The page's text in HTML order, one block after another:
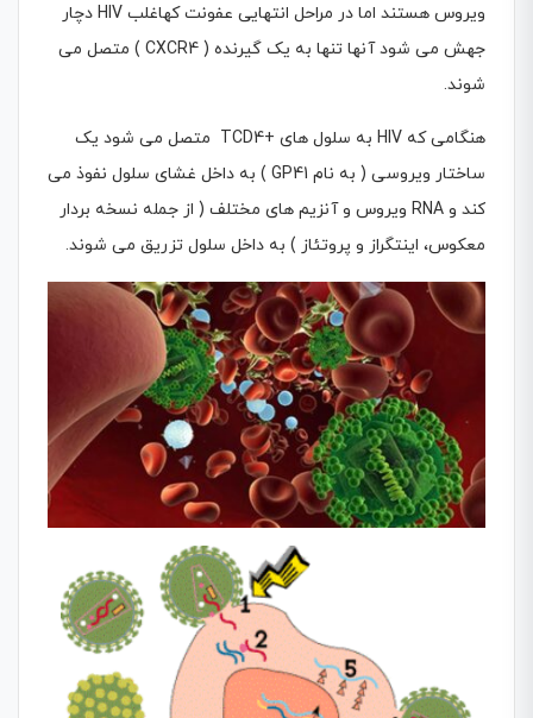
ویروس هستند اما در مراحل انتهایى عفونت کهاغلب HIV دچار
جهش مى شود آنها تنها به یک گیرنده ( CXCR4 ) متصل مى
شوند.
هنگامى که HIV به سلول هاى +TCD4 متصل مى شود یک
ساختار ویروسى ( به نام GP41 ) به داخل غشاى سلول نفوذ مى
کند و RNA ویروس و آنزیم هاى مختلف ( از جمله نسخه بردار
معکوس، اینتگراز و پروتئاز ) به داخل سلول تزریق مى شوند.